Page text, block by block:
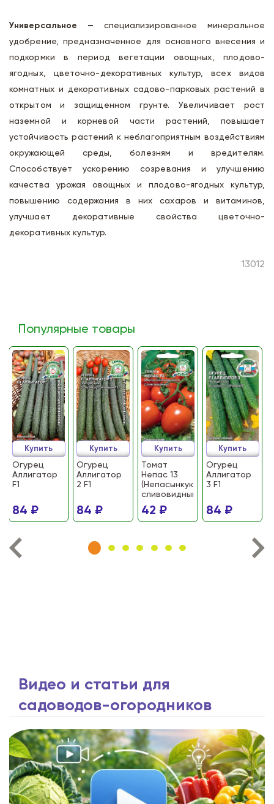
Универсальное — специализированное минеральное
удобрение, предназначенное для основного внесения и
подкормки в период вегетации овощных, плодово-
ягодных, цветочно-декоративных культур, всех видов
комнатных и декоративных садово-парковых растений в
открытом и защищенном грунте. Увеличивает рост
наземной и корневой части растений, повышает
устойчивость растений к неблагоприятным воздействиям
окружающей среды, болезням и вредителям.
Способствует ускорению созревания и улучшению
качества урожая овощных и плодово-ягодных культур,
повышению содержания в них сахаров и витаминов,
улучшает декоративные свойства цветочно-
декоративных культур.
13012
Популярные товары
Огурец
Аллигатор
F1
84 ₽
Купить
Огурец
Аллигатор
2 F1
84 ₽
Купить
Томат
Непас 13
(Непасынкующийся
сливовидный)
42 ₽
Купить
Огурец
Аллигатор
3 F1
84 ₽
Купить
Видео и статьи для
садоводов-огородников